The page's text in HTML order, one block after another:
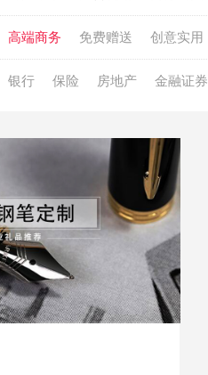
高端商务 免费赠送 创意实用
银行 保险 房地产 金融证券